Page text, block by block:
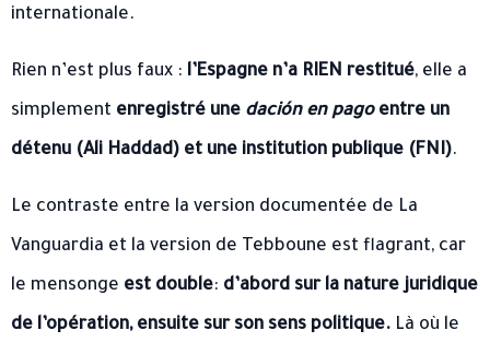
internationale.
Rien n’est plus faux : l’Espagne n’a RIEN restitué, elle a
simplement enregistré une dación en pagoentre un
détenu (Ali Haddad) et une institution publique (FNI).
Le contraste entre la version documentée de La
Vanguardia et la version de Tebboune est flagrant, car
le mensonge est double: d’abord sur la nature juridique
de l’opération, ensuite sur son sens politique. Là où le